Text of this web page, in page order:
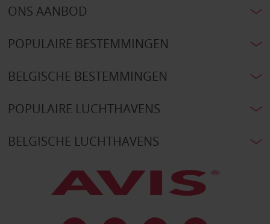
ONS AANBOD
POPULAIRE BESTEMMINGEN
BELGISCHE BESTEMMINGEN
POPULAIRE LUCHTHAVENS
BELGISCHE LUCHTHAVENS